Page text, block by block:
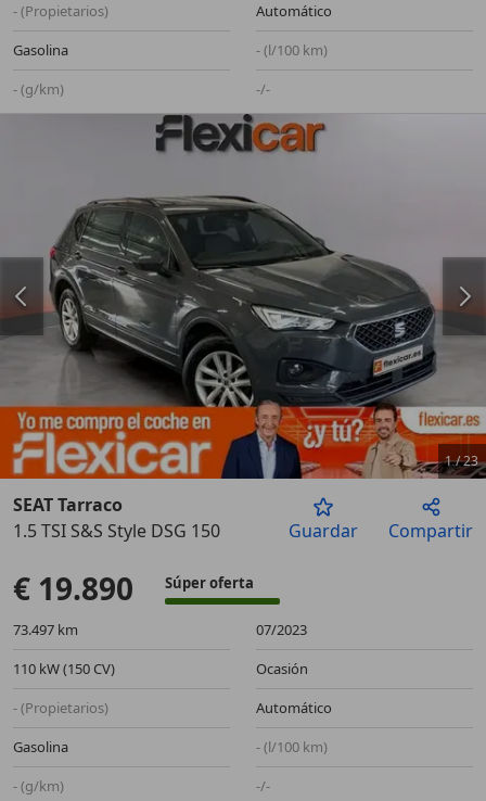
- (Propietarios)
Automático
Gasolina
- (l/100 km)
- (g/km)
-/-
Anterior
1/23
SEAT Tarraco
1.5 TSI S&S Style DSG 150
Guardar Compartir
€ 19.890 Súper oferta
73.497 km
07/2023
110 kW (150 CV)
Ocasión
- (Propietarios)
Automático
Gasolina
- (l/100 km)
- (g/km)
-/-